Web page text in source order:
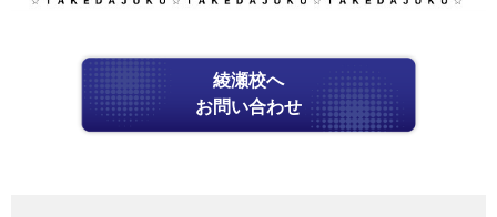
綾瀬校へ
お問い合わせ